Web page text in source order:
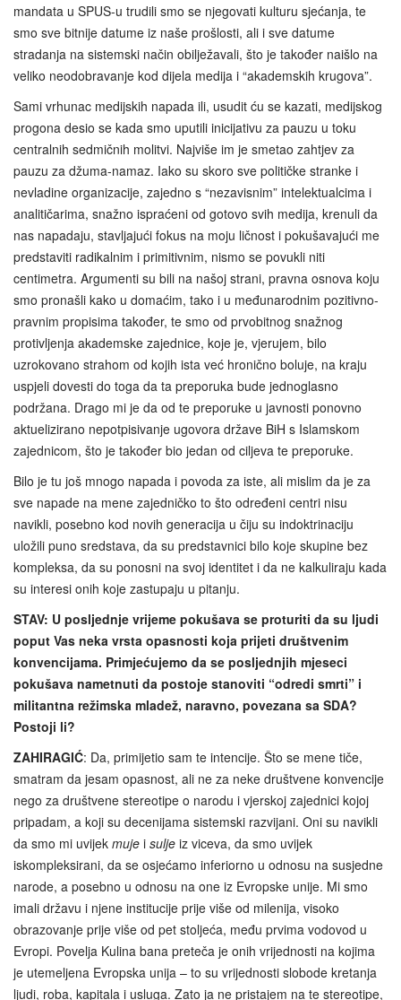
mandata u SPUS-u trudili smo se njegovati kulturu sjećanja, te
smo sve bitnije datume iz naše prošlosti, ali i sve datume
stradanja na sistemski način obilježavali, što je također naišlo na
veliko neodobravanje kod dijela medija i “akademskih krugova”.
Sami vrhunac medijskih napada ili, usudit ću se kazati, medijskog
progona desio se kada smo uputili inicijativu za pauzu u toku
centralnih sedmičnih molitvi. Najviše im je smetao zahtjev za
pauzu za džuma‑namaz. Iako su skoro sve političke stranke i
nevladine organizacije, zajedno s “nezavisnim” intelektualcima i
analitičarima, snažno ispraćeni od gotovo svih medija, krenuli da
nas napadaju, stavljajući fokus na moju ličnost i pokušavajući me
predstaviti radikalnim i primitivnim, nismo se povukli niti
centimetra. Argumenti su bili na našoj strani, pravna osnova koju
smo pronašli kako u domaćim, tako i u međunarodnim pozitivno-
pravnim propisima također, te smo od prvobitnog snažnog
protivljenja akademske zajednice, koje je, vjerujem, bilo
uzrokovano strahom od kojih ista već hronično boluje, na kraju
uspjeli dovesti do toga da ta preporuka bude jednoglasno
podržana. Drago mi je da od te preporuke u javnosti ponovno
aktuelizirano nepotpisivanje ugovora države BiH s Islamskom
zajednicom, što je također bio jedan od ciljeva te preporuke.
Bilo je tu još mnogo napada i povoda za iste, ali mislim da je za
sve napade na mene zajedničko to što određeni centri nisu
navikli, posebno kod novih generacija u čiju su indoktrinaciju
uložili puno sredstava, da su predstavnici bilo koje skupine bez
kompleksa, da su ponosni na svoj identitet i da ne kalkuliraju kada
su interesi onih koje zastupaju u pitanju.
STAV: U posljednje vrijeme pokušava se proturiti da su ljudi
poput Vas neka vrsta opasnosti koja prijeti društvenim
konvencijama. Primjećujemo da se posljednjih mjeseci
pokušava nametnuti da postoje stanoviti “odredi smrti” i
militantna režimska mladež, naravno, povezana sa SDA?
Postoji li?
ZAHIRAGIĆ: Da, primijetio sam te intencije. Što se mene tiče,
smatram da jesam opasnost, ali ne za neke društvene konvencije
nego za društvene stereotipe o narodu i vjerskoj zajednici kojoj
pripadam, a koji su decenijama sistemski razvijani. Oni su navikli
da smo mi uvijek muje i sulje iz viceva, da smo uvijek
iskompleksirani, da se osjećamo inferiorno u odnosu na susjedne
narode, a posebno u odnosu na one iz Evropske unije. Mi smo
imali državu i njene institucije prije više od milenija, visoko
obrazovanje prije više od pet stoljeća, među prvima vodovod u
Evropi. Povelja Kulina bana preteča je onih vrijednosti na kojima
je utemeljena Evropska unija – to su vrijednosti slobode kretanja
ljudi, roba, kapitala i usluga. Zato ja ne pristajem na te stereotipe,